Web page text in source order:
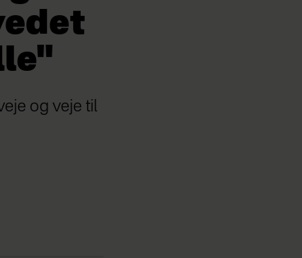
og veje til